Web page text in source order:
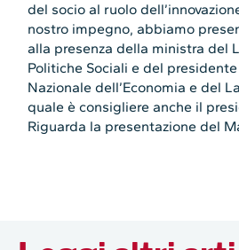
del socio al ruolo
nostro impegno, abbiamo
alla presenza della ministra del
Politiche Sociali e del
Nazionale dell’Economia e del
quale è consigliere anche il
Riguarda la presentazione del